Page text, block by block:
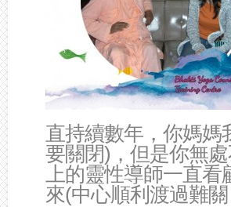
直持續數年，你媽媽
要關閉)，但是你無
上的靈性導師一直看
來(中心順利渡過難